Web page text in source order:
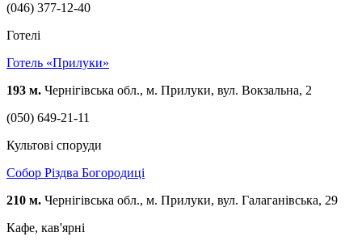
(046) 377-12-40
Готелі
Готель «Прилуки»
193 м. Чернігівська обл., м. Прилуки, вул. Вокзальна, 2
(050) 649-21-11
Культові споруди
Собор Різдва Богородиці
210 м. Чернігівська обл., м. Прилуки, вул. Галаганівська, 29
Кафе, кав'ярні